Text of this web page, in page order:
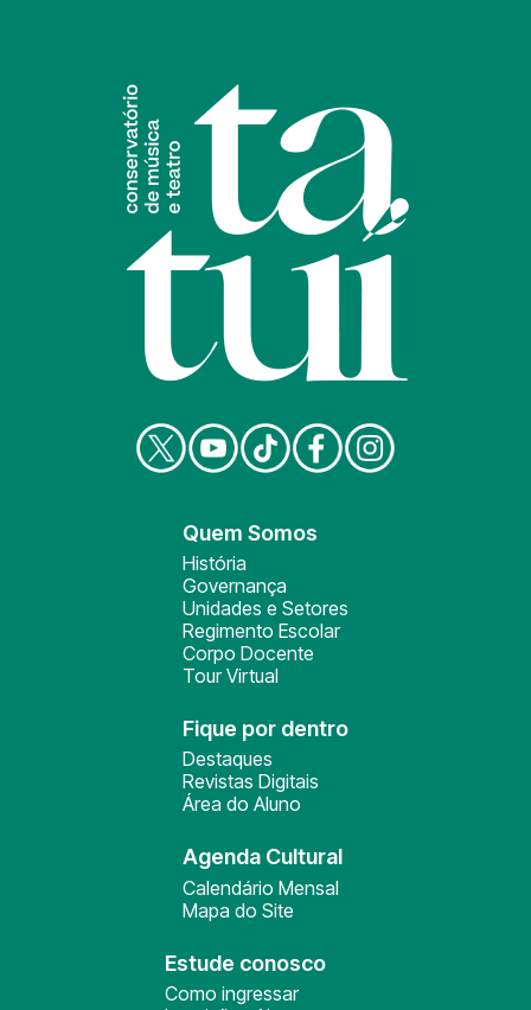
Quem Somos
História
Governança
Unidades e Setores
Regimento Escolar
Corpo Docente
Tour Virtual
Fique por dentro
Destaques
Revistas Digitais
Área do Aluno
Agenda Cultural
Calendário Mensal
Mapa do Site
Estude conosco
Como ingressar